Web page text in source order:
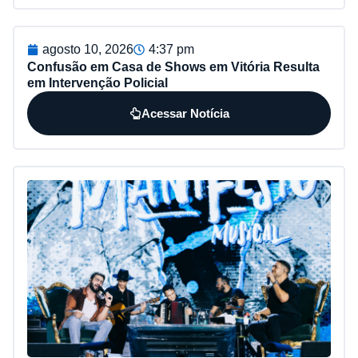
agosto 10, 2026
4:37 pm
Confusão em Casa de Shows em Vitória Resulta
em Intervenção Policial
Acessar Notícia